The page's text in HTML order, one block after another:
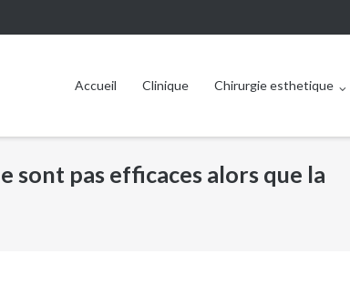
Accueil Clinique Chirurgie esthetique
sont pas efficaces alors que la